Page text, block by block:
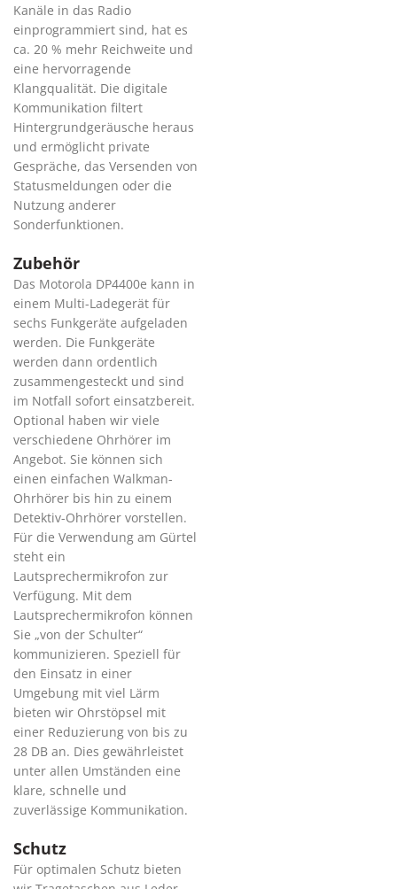
Kanäle in das Radio
einprogrammiert sind, hat es
ca. 20 % mehr Reichweite und
eine hervorragende
Klangqualität. Die digitale
Kommunikation filtert
Hintergrundgeräusche heraus
und ermöglicht private
Gespräche, das Versenden von
Statusmeldungen oder die
Nutzung anderer
Sonderfunktionen.
Zubehör
Das Motorola DP4400e kann in
einem Multi-Ladegerät für
sechs Funkgeräte aufgeladen
werden. Die Funkgeräte
werden dann ordentlich
zusammengesteckt und sind
im Notfall sofort einsatzbereit.
Optional haben wir viele
verschiedene Ohrhörer im
Angebot. Sie können sich
einen einfachen Walkman-
Ohrhörer bis hin zu einem
Detektiv-Ohrhörer vorstellen.
Für die Verwendung am Gürtel
steht ein
Lautsprechermikrofon zur
Verfügung. Mit dem
Lautsprechermikrofon können
Sie „von der Schulter“
kommunizieren. Speziell für
den Einsatz in einer
Umgebung mit viel Lärm
bieten wir Ohrstöpsel mit
einer Reduzierung von bis zu
28 DB an. Dies gewährleistet
unter allen Umständen eine
klare, schnelle und
zuverlässige Kommunikation.
Schutz
Für optimalen Schutz bieten